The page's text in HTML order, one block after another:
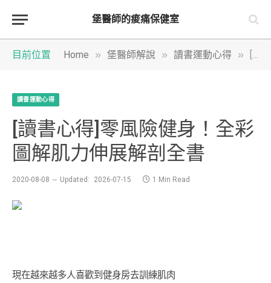
堡醫師的痠痛保健室
目前位置 Home » 堡醫師解說 » 讀書運動心得 »
讀書運動心得
[讀書心得]零風險健身！全彩
圖解肌力伸展解剖全書
2020-08-08 Updated: 2026-07-15 1 Min Read
現在越來越多人喜歡到健身房去訓練肌肉